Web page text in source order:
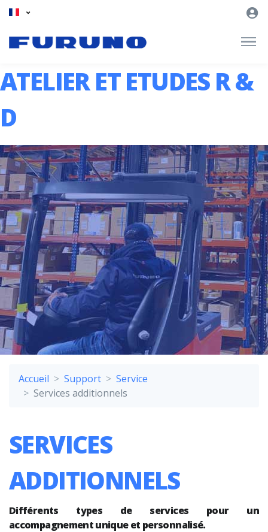
ATELIER ET ETUDES R &
D
Accueil Support
Service
Services additionnels
SERVICES
ADDITIONNELS
Différents types de services pour un
accompagnement unique et personnalisé.